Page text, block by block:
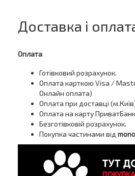
Доставка і
Оплата
Готівковий розрахунок.
Оплата карткою Visa /
Онлайн оплата)
Оплата при доставці
Оплата на карту ПриватБанк
Безготівковій розрахунок.
Покупка частинами від